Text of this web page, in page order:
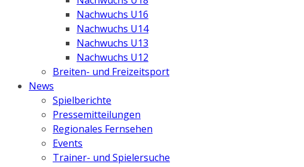
Nachwuchs U16
Nachwuchs U14
Nachwuchs U13
Nachwuchs U12
Breiten- und Freizeitsport
News
Spielberichte
Pressemitteilungen
Regionales Fernsehen
Events
Trainer- und Spielersuche